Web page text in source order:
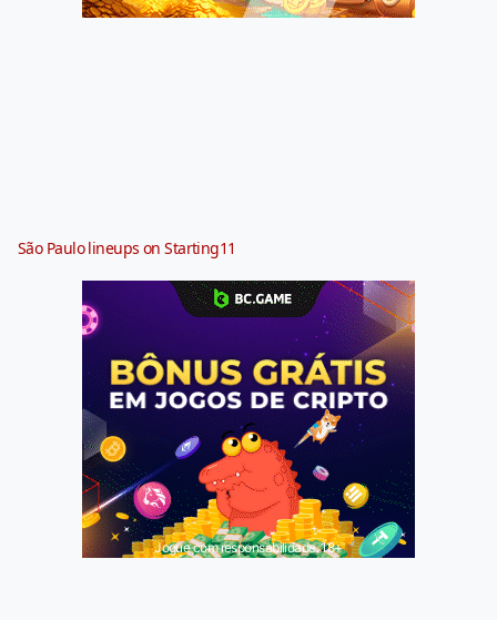
São Paulo lineups on Starting11
Jogue com responsabilidade. 18+